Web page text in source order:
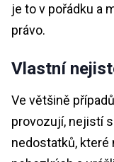
je to v pořádku a
právo.
Vlastní
Ve většině
provozují, nejistí
nedostatků, které